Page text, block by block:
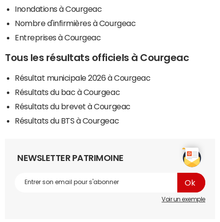
Inondations à Courgeac
Nombre d'infirmières à Courgeac
Entreprises à Courgeac
Tous les résultats officiels à Courgeac
Résultat municipale 2026 à Courgeac
Résultats du bac à Courgeac
Résultats du brevet à Courgeac
Résultats du BTS à Courgeac
NEWSLETTER PATRIMOINE
Voir un exemple